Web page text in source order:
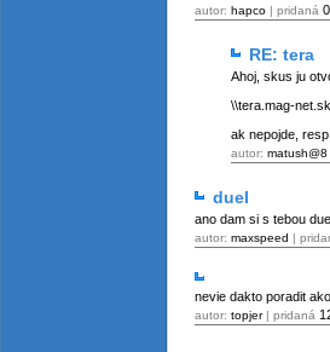
autor: hapco | pridaná
RE: tera
Ahoj, skus ju
\\tera.mag-net.sk
ak nepojde,
autor: matush@8
duel
ano dam si s tebou
autor: maxspeed |
nevie dakto poradit
autor: topjer| pridaná